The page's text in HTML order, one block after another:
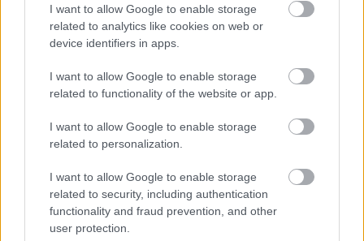
I want to allow Google to enable storage
related to analytics like cookies on web or
device identifiers in apps.
I want to allow Google to enable storage
related to functionality of the website or app.
I want to allow Google to enable storage
related to personalization.
I want to allow Google to enable storage
related to security, including authentication
functionality and fraud prevention, and other
user protection.
fordító sem vagyok.
A három csapás törvényéről beszélve, engem nem
segít ki, ha három dobásnak, három rovásnak,
három botlásnak kereszteljük át, mert nem lesz
pontos.
Számomra egy nagy tanulságot hordoz ennek a
vitának az olvasgatása: mi a fenének kell mindent
utánoznunk, amit Amerikában (jó eséllyel
Kaliforniában) kitalálnak? Azaz: nem kellene ilyen
hangzatos neveket adni, hanem nevezzék úgy, ami a
lényege: BÜNTETŐ TÖRVÉNYKÖNYV
SZIGORÍTÁSÁRÓL SZÓLÓ TÖRVÉNYJAVASLAT.